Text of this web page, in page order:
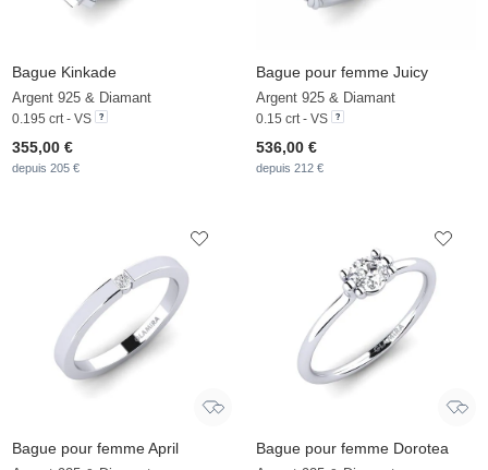
Bague Kinkade
Argent 925 & Diamant
0.195 crt - VS
355,00 €
depuis 205 €
Bague pour femme Juicy
Argent 925 & Diamant
0.15 crt - VS
536,00 €
depuis 212 €
Bague pour femme April Bague pour femme Dorotea